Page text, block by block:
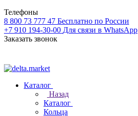
Телефоны
8 800 73 777 47 Бесплатно по России
+7 910 194-30-00 Для связи в WhatsApp
Заказать звонок
Каталог
Назад
Каталог
Кольца